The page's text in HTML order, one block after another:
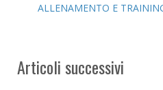
ALLENAMENTO E
Articoli successivi